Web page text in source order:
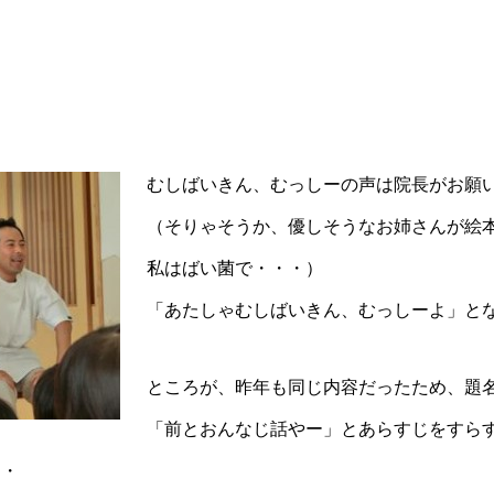
むしばいきん、むっしーの声は院長がお願
（そりゃそうか、優しそうなお姉さんが絵
私はばい菌で・・・）
「あたしゃむしばいきん、むっしーよ」と
ところが、昨年も同じ内容だったため、題
「前とおんなじ話やー」とあらすじをすら